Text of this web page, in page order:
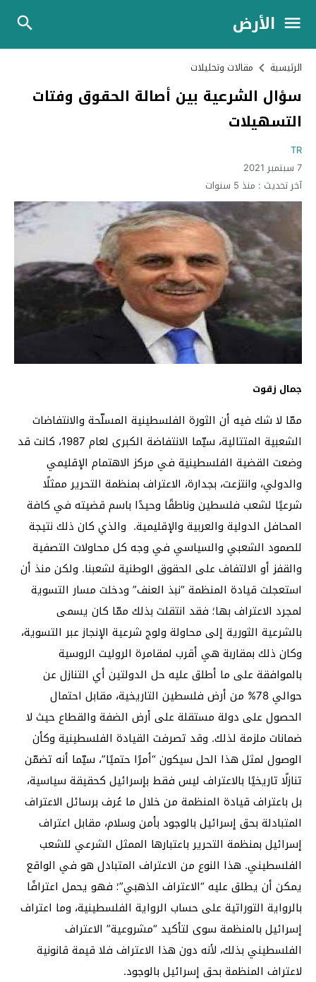
الأرض
الرئيسية مقالات وتحليلات
سؤال الشرعية بين أصالة الحقوق وفتات
التسهيلات
TR
7 سبتمبر 2021
آخر تحديث : منذ 5 سنوات
جمال زقوت
ممّا لا شك فيه أن الثورة الفلسطينية المسلّحة والانتفاضات
الشعبية المتتالية، سيّما الانتفاضة الكبرى لعام 1987، كانت قد
وضعت القضية الفلسطينية في مركز الاهتمام الإقليمي
والدولي، وانتزعت، بجدارة، الاعتراف بمنظمة التحرير ممثلًا
شرعيًا لشعب فلسطين وناطقًا وحيدًا باسم قضيته في كافة
المحافل الدولية والعربية والإقليمية. والذي كان ذلك نتيجة
للصمود الشعبي والسياسي في وجه كل محاولات التصفية
والقفز أو الالتفاف على الحقوق الوطنية لشعبنا. ولكن منذ أن
استعجلت قيادة المنظمة “نبذ العنف” ودخلت مسار التسوية
لمجرد الاعتراف بها؛ فقد انتقلت بذلك ممّا كان يسمى
بالشرعية الثورية إلى محاولة ولوج شرعية الإنجاز عبر التسوية،
وكان ذلك بمقاربة هي أقرب لمقامرة الروليت الروسية
بالموافقة على ما أطلق عليه حل الدولتين أي التنازل عن
حوالي 78% من أرض فلسطين التاريخية، مقابل احتمال
الحصول على دولة مستقلة على أرض الضفة والقطاع حيث لا
ضمانات ملزمة لذلك. وقد تصرفت القيادة الفلسطينية وكأن
الوصول لمثل هذا الحل سيكون “أمرًا حتميًا”، سيّما أنه تضمّن
تنازلًا تاريخيًا بالاعتراف ليس فقط بإسرائيل كحقيقة سياسية،
بل باعتراف قيادة المنظمة من خلال ما عُرف برسائل الاعتراف
المتبادلة بحق إسرائيل بالوجود بأمن وسلام، مقابل اعتراف
إسرائيل بمنظمة التحرير باعتبارها الممثل الشرعي للشعب
الفلسطيني. هذا النوع من الاعتراف المتبادل هو في الواقع
يمكن أن يطلق عليه “الاعتراف الذهبي”؛ فهو يحمل اعترافًا
بالرواية التوراتية على حساب الرواية الفلسطينية، وما اعتراف
إسرائيل بالمنظمة سوى لتأكيد “مشروعية” الاعتراف
الفلسطيني بذلك، لأنه دون هذا الاعتراف فلا قيمة قانونية
لاعتراف المنظمة بحق إسرائيل بالوجود.